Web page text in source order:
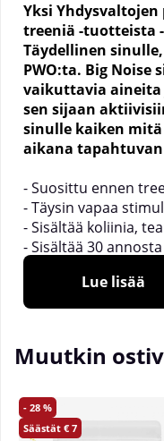
Yksi
treeniä -tuotteista
Täydellinen
PWO:ta. Big Noise
vaikuttavia
sen sijaan
sinulle kaiken
aikana
- Suosittu ennen
- Täysin vapaa
- Sisältää koliinia,
- Sisältää 30
Big Noise on
Raskaita
PWO:ssa
stimulantit on
toimivat parhaiten
Lue lisää
Muutkin
28
7